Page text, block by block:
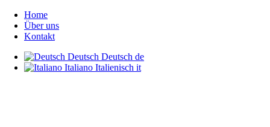
Home
Über uns
Kontakt
Deutsch Deutsch de
Italiano Italienisch it